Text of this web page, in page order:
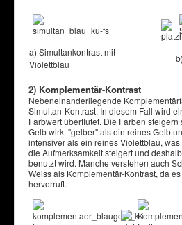
a) Simultankontrast mit
Violettblau
2) Komplementär-Kontrast
Nebeneinanderliegende
Simultan-Kontrast. In diesem Fall wird
Farbwert überflutet. Die Farben
Gelb wirkt "gelber" als ein reines Gelb
intensiver als ein reines Violettblau,
die Aufmerksamkeit steigert und
benutzt wird. Manche verstehen auch
Weiss als Komplementär-Kontrast, da
hervorruft.